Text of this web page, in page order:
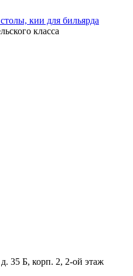
класса
35 Б, корп. 2, 2-ой этаж